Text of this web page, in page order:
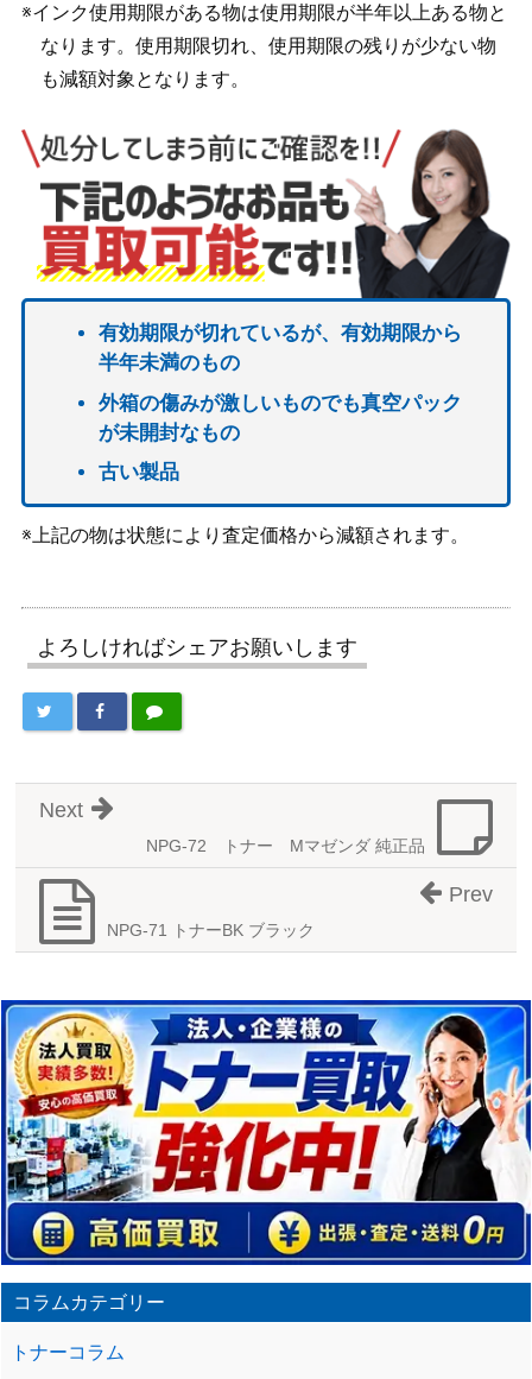
※インク使用期限がある物は使用期限が半年以上ある物と
なります。使用期限切れ、使用期限の残りが少ない物
も減額対象となります。
有効期限が切れているが、有効期限から
半年未満のもの
外箱の傷みが激しいものでも真空パック
が未開封なもの
古い製品
※上記の物は状態により査定価格から減額されます。
よろしければシェアお願いします
NPG-72 トナー Mマゼンダ 純正品
Next
NPG-71 トナーBK ブラック
Prev
コラムカテゴリー
トナーコラム